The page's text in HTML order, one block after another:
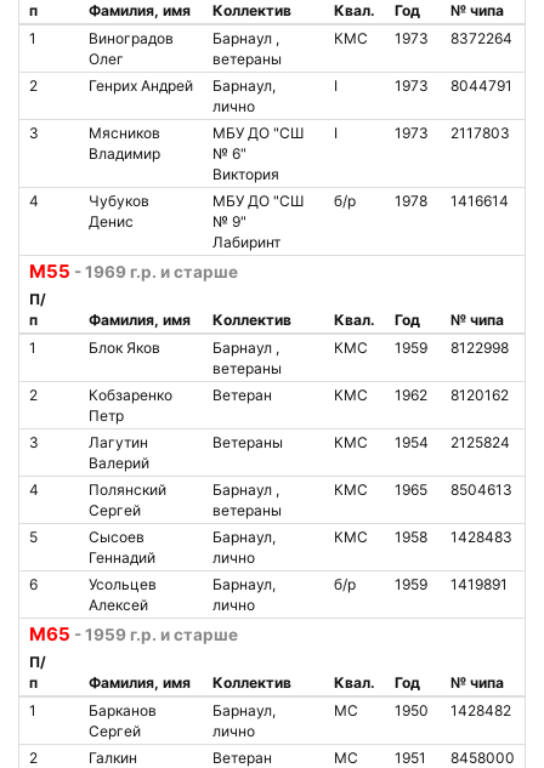
п
Фамилия, имя Коллектив Квал. Год
№ чипа
1
Виноградов
Олег
Барнаул ,
ветераны
КМС 1973 8372264
2 Генрих Андрей
Барнаул,
лично
I 1973 8044791
3
Мясников
Владимир
МБУ ДО "СШ
№ 6"
Виктория
I 1973 2117803
4
Чубуков
Денис
МБУ ДО "СШ
№ 9"
Лабиринт
б/р 1978 1416614
М55 - 1969 г.р. и старше
П/
п
Фамилия, имя Коллектив Квал. Год
№ чипа
1
Блок Яков
Барнаул ,
ветераны
КМС 1959 8122998
2
Кобзаренко
Петр
Ветеран КМС 1962 8120162
3
Лагутин
Валерий
Ветераны КМС 1954 2125824
4
Полянский
Сергей
Барнаул ,
ветераны
КМС 1965 8504613
5
Сысоев
Геннадий
Барнаул,
лично
КМС 1958 1428483
6
Усольцев
Алексей
Барнаул,
лично
б/р 1959 1419891
М65 - 1959 г.р. и старше
П/
п
Фамилия, имя Коллектив Квал. Год
№ чипа
1
Барканов
Сергей
Барнаул,
лично
МС 1950 1428482
2
Галкин
Ветеран МС 1951 8458000